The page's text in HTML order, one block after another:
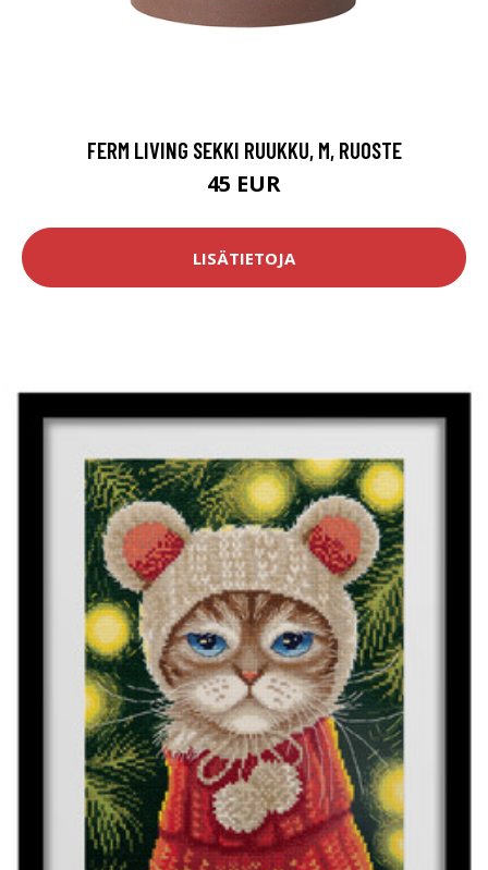
FERM LIVING SEKKI RUUKKU, M, RUOSTE
45 EUR
LISÄTIETOJA